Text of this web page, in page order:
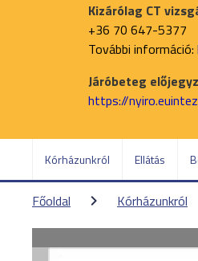
Kizárólag CT
+36 70 647-5377
További információ:
Járóbeteg
https://
Kórházunkról Ellátás
Főoldal Kórházunkról